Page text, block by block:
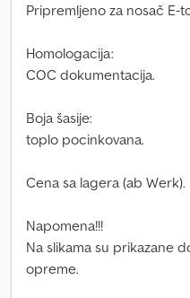
Pripremljeno za nosač E-
Homologacija:
COC dokumentacija.
Boja šasije:
toplo pocinkovana.
Cena sa lagera (ab Werk).
Napomena!!!
Na slikama su prikazane
opreme.